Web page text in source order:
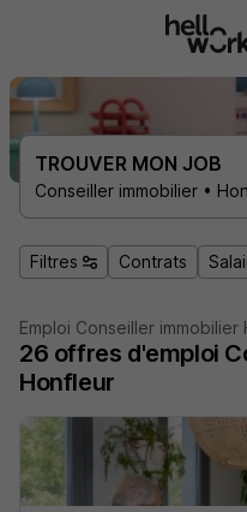
TROUVER MON JOB
Conseiller immobilier •
Filtres Contrats
Emploi Conseiller immobilier
26 offres d'emploi
Honfleur